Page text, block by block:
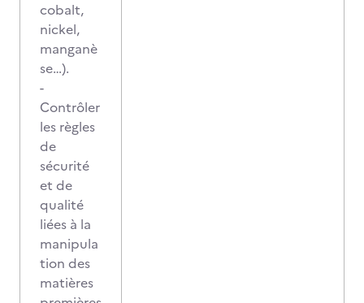
cobalt,
nickel,
manganè
se…).
-
Contrôler
les règles
de
sécurité
et de
qualité
liées à la
manipula
tion des
matières